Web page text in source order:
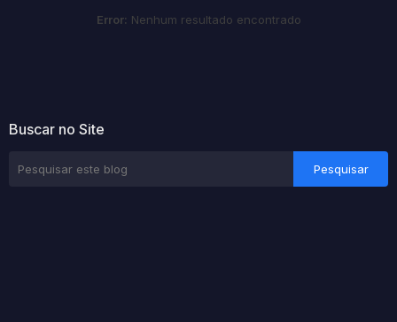
Error: Nenhum resultado encontrado
Buscar no Site